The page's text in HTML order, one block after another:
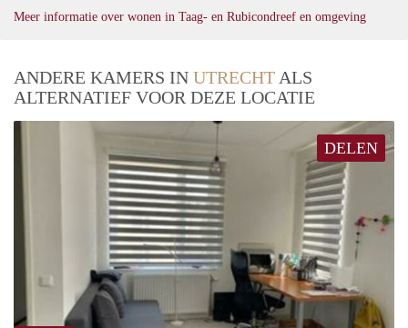
Meer informatie over wonen in Taag- en Rubicondreef en omgeving
ANDERE KAMERS IN UTRECHT ALS
ALTERNATIEF VOOR DEZE LOCATIE
DELEN